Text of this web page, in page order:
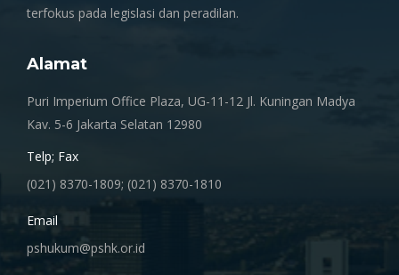
terfokus pada legislasi dan peradilan.
Alamat
Puri Imperium Office Plaza, UG-11-12 Jl. Kuningan Madya
Kav. 5-6 Jakarta Selatan 12980
Telp; Fax
(021) 8370-1809; (021) 8370-1810
Email
pshukum@pshk.or.id